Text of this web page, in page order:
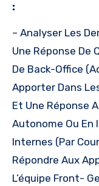
:
– Analyser Les
Une Réponse De
De Back-Office
Apporter Dans
Et Une Réponse
Autonome Ou En
Internes (Par
Répondre Aux
L’équipe Front-